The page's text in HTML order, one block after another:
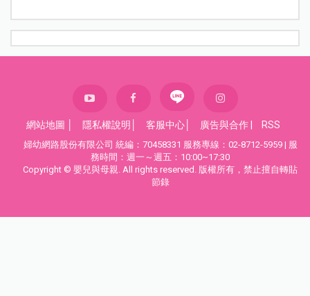
網站地圖 隱私權說明 客服中心 廣告與合作 RSS
婦幼網路股份有限公司 統編：70458331 服務專線：02-8712-5959 | 服
務時間：週一～週五：10:00~17:30
Copyright © 嬰兒與母親. All rights reserved. 版權所有，禁止擅自轉貼
節錄